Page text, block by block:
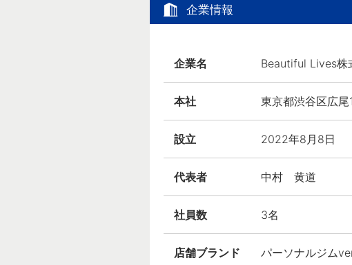
企業情報
企業名 Beautiful Lives株
本社 東京都渋谷区広
設立 2022年8月8日
代表者 中村 黄道
社員数 3名
店舗ブランド パーソナルジム